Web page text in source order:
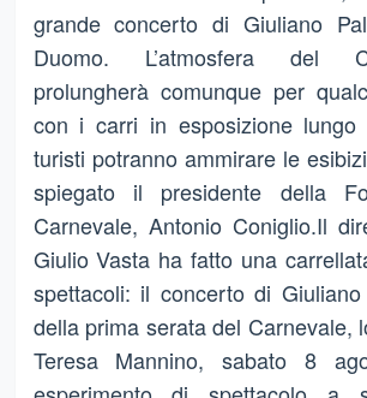
grande concerto di Giuliano
Duomo. L’atmosfera del
prolungherà comunque per
con i carri in esposizione
turisti potranno ammirare le
spiegato il presidente della
Carnevale, Antonio Coniglio.Il
Giulio Vasta ha fatto una
spettacoli: il concerto di
della prima serata del Carnevale,
Teresa Mannino, sabato 8